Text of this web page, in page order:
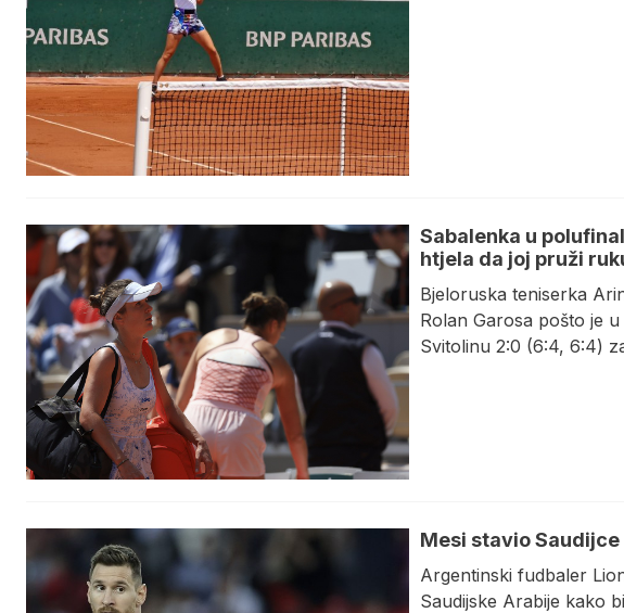
Sabalenka u
htjela da joj pruži
Bjeloruska teniserka
Rolan Garosa pošto je
Svitolinu 2:0 (6:4, 6:4)
Mesi stavio
Argentinski fudbaler
Saudijske Arabije kako